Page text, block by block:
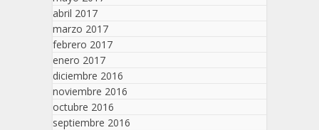
abril 2017
marzo 2017
febrero 2017
enero 2017
diciembre 2016
noviembre 2016
octubre 2016
septiembre 2016